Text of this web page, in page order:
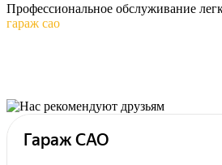
Профессиональное обслуживание
гараж сао